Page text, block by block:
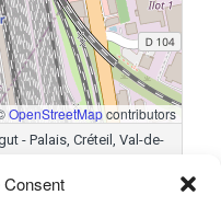
OpenStreetMapcontributors
- Palais, Créteil, Val-de-